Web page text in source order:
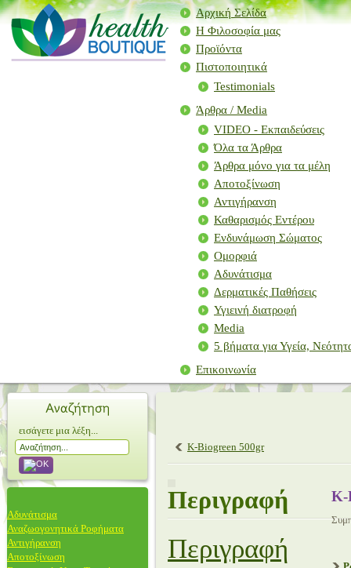
Αρχική Σελίδα
Η Φιλοσοφία μας
Προϊόντα
Πιστοποιητικά
Testimonials
Άρθρα / Μedia
VIDEO - Εκπαιδεύσεις
Όλα τα Άρθρα
Άρθρα μόνο για τα μέλη
Αποτοξίνωση
Αντιγήρανση
Καθαρισμός Εντέρου
Ενδυνάμωση Σώματος
Ομορφιά
Αδυνάτισμα
Δερματικές Παθήσεις
Υγιεινή διατροφή
Media
5 βήματα για Υγεία,
Επικοινωνία
εισάγετε μια λέξη...
Αδυνάτισμα
Αναζωογονητικά Ροφήματα
Αντιγήρανση
Αποτοξίνωση
K-Biogreen 500gr
K-
Περιγραφή
Περιγραφή